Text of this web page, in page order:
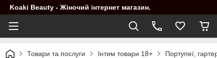
Koaki Beauty - Жіночий інтернет магазин.
Товари та послуги Інтим товари 18+ Портупеї,